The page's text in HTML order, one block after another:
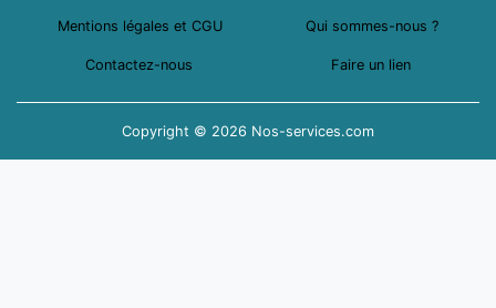
Mentions légales et CGU Qui sommes-nous ?
Contactez-nous Faire un lien
Copyright © 2026 Nos-services.com